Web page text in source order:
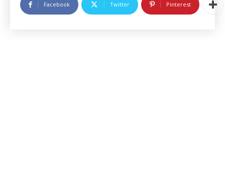
Facebook Twitter Pinterest